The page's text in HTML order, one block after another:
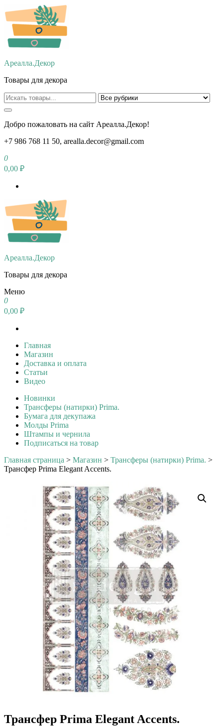
Перейти
к
содержимому
Ареалла.Декор
Товары для декора
Добро пожаловать на сайт Ареалла.Декор!
+7 986 768 11 50, arealla.decor@gmail.com
0
0,00 ₽
Ареалла.Декор
Товары для декора
Меню
0
0,00 ₽
Главная
Магазин
Доставка и оплата
Статьи
Видео
Новинки
Трансферы (натирки) Prima.
Бумага для декупажа
Молды Prima
Штампы и чернила
Подписаться на товар
Главная страница > Магазин > Трансферы (натирки) Prima. >
Трансфер Prima Elegant Accents.
Трансфер Prima Elegant Accents.